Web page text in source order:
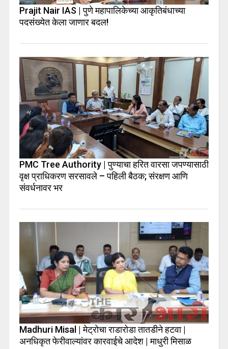
Prajit Nair IAS | पुणे महापालिकेच्या आकृतिबंधाच्या
पदसंख्येत केला जाणार बदल!
PMC Tree Authority | पुण्याचा हरित वारसा जपण्यासाठी
वृक्ष प्राधिकरण सरसावले – पहिली बैठक; संरक्षण आणि
संवर्धनावर भर
Madhuri Misal | मेट्रोचा राडारोडा तातडीने हटवा |
अनधिकृत फेरीवाल्यांवर कारवाईचे आदेश | माधुरी मिसाळ